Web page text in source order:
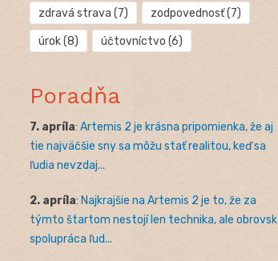
zdravá strava (7) zodpovednosť(7)
úrok(8) účtovníctvo (6)
Poradňa
7. apríla: Artemis 2 je krásna pripomienka, že aj
tie najväčšie sny sa môžu stať realitou, keď sa
ľudia nevzdaj...
2. apríla: Najkrajšie na Artemis 2 je to, že za
týmto štartom nestojí len technika, ale
spolupráca ľud...